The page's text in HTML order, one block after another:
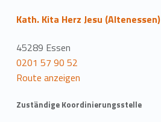
Kath. Kita Herz Jesu (Altenessen)
45289 Essen
0201 57 90 52
Route anzeigen
Zuständige Koordinierungsstelle